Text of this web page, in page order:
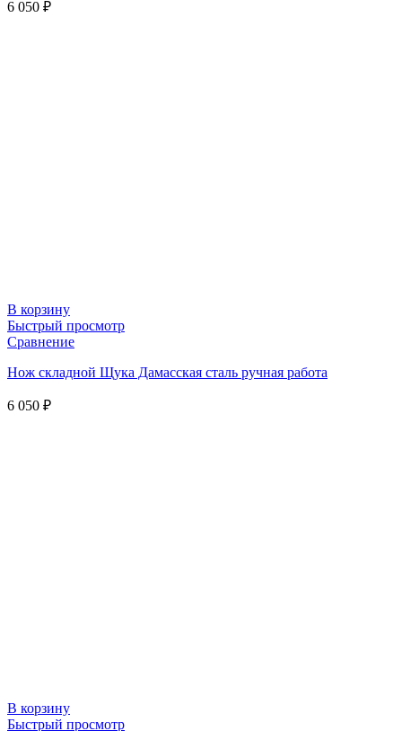
6 050 ₽
В корзину
Быстрый просмотр
Сравнение
Нож складной Щука Дамасская сталь ручная работа
6 050 ₽
В корзину
Быстрый просмотр